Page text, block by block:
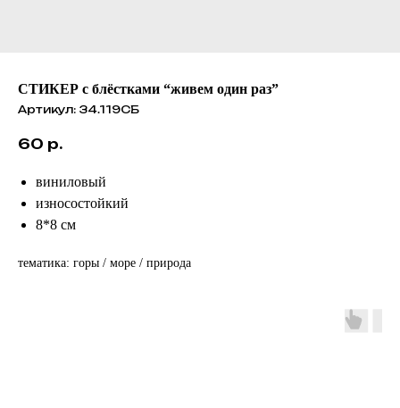
СТИКЕР с блёстками “живем один раз”
Артикул: 34.119СБ
60 р.
виниловый
износостойкий
8*8 см
тематика: горы / море / природа